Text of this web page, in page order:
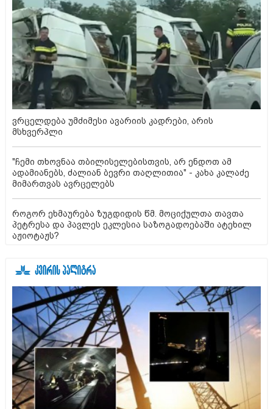
ვრცელდება უმძიმესი ავარიის კადრები, არის
მსხვერპლი
"ჩემი თხოვნაა თბილისელებისთვის, არ ენდოთ ამ
ადამიანებს, ძალიან ბევრი თაღლითია" - კახა კალაძე
მიმართვას ავრცელებს
როგორ ეხმაურება ზუგდიდის წმ. მოციქულთა თავთა
პეტრესა და პავლეს ეკლესია საზოგადოებაში ატეხილ
აჟიოტაჟს?